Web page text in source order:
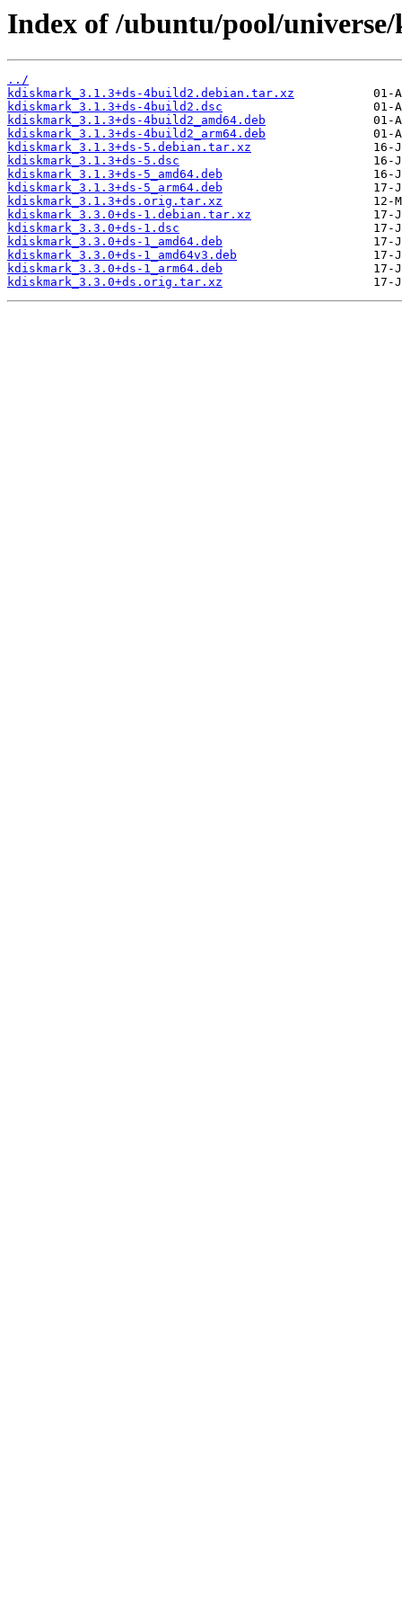
Index of /ubuntu/pool/
../
kdiskmark_3.1.3+ds-4build2.debian.tar.xz
kdiskmark_3.1.3+ds-4build2.dsc
kdiskmark_3.1.3+ds-4build2_amd64.deb
kdiskmark_3.1.3+ds-4build2_arm64.deb
kdiskmark_3.1.3+ds-5.debian.tar.xz
kdiskmark_3.1.3+ds-5.dsc
kdiskmark_3.1.3+ds-5_amd64.deb
kdiskmark_3.1.3+ds-5_arm64.deb
kdiskmark_3.1.3+ds.orig.tar.xz
kdiskmark_3.3.0+ds-1.debian.tar.xz
kdiskmark_3.3.0+ds-1.dsc
kdiskmark_3.3.0+ds-1_amd64.deb
kdiskmark_3.3.0+ds-1_amd64v3.deb
kdiskmark_3.3.0+ds-1_arm64.deb
kdiskmark_3.3.0+ds.orig.tar.xz